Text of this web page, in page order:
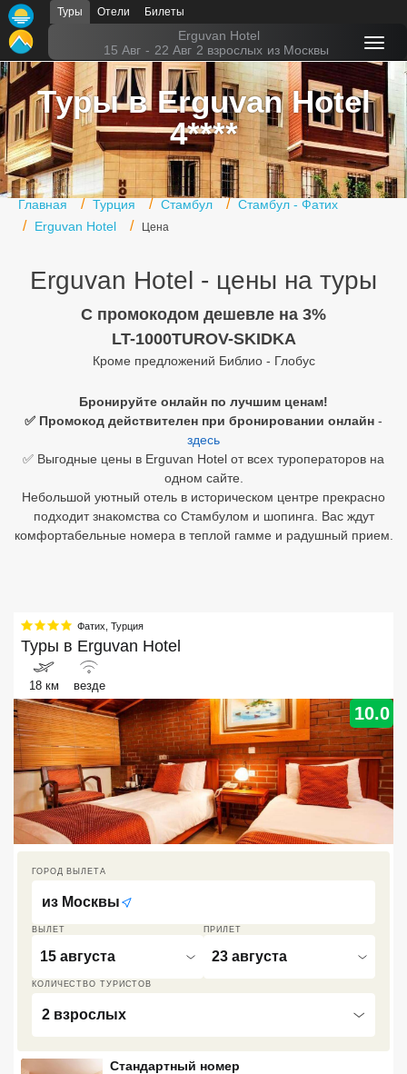
Туры Отели Билеты
Erguvan Hotel
15 Авг - 22 Авг 2 взрослых из Москвы
Туры в Erguvan Hotel
4****
Главная Турция Стамбул
Стамбул - Фатих
Erguvan Hotel
Цена
Erguvan Hotel - цены на туры
C промокодом дешевле на 3%
LT-1000TUROV-SKIDKA
Кроме предложений Библио - Глобус
Бронируйте онлайн по лучшим ценам!
✅ Промокод действителен при бронировании онлайн -
здесь
✅ Выгодные цены в Erguvan Hotel от всех туроператоров на
одном сайте.
Небольшой уютный отель в историческом центре прекрасно
подходит знакомства со Стамбулом и шопинга. Вас ждут
комфортабельные номера в теплой гамме и радушный прием.
Фатих Турция
Туры в Erguvan Hotel
18 км везде
10.0
ВЫЛЕТ
15 августа
ПРИЛЕТ
23 августа
КОЛИЧЕСТВО ТУРИСТОВ
2 взрослых
ГОРОД ВЫЛЕТА
из Москвы
Стандартный номер
Главная
Горящие туры
Туры в Турцию
Туры в Египет
Туры в ОАЭ
Офис г. Москва
Подборки отелей
Шри Ланка
Хайнань
Северный Гоа
Южный Гоа
Занзибар
Абхазия
Большой Сочи
Кав Мин Воды
Экскурсионные туры
ТОП 10 лучших отелей 5*
Лучшие отели 4* звезды